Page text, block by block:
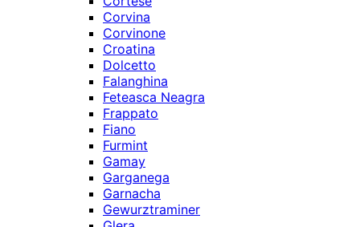
Corvina
Corvinone
Croatina
Dolcetto
Falanghina
Feteasca Neagra
Frappato
Fiano
Furmint
Gamay
Garganega
Garnacha
Gewurztraminer